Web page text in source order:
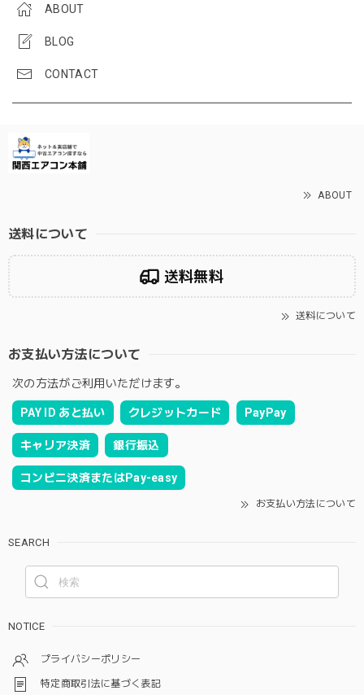
ABOUT
BLOG
CONTACT
ABOUT
送料について
送料無料
送料について
お支払い方法について
次の方法がご利用いただけます。
PAY ID あと払い クレジットカード PayPay
キャリア決済 銀行振込
コンビニ決済またはPay-easy
お支払い方法について
SEARCH
NOTICE
プライバシーポリシー
特定商取引法に基づく表記